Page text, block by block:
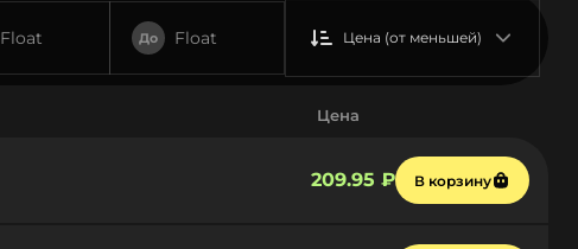
Float До Float Цена (от меньшей)
Цена
209.95 ₽ В корзину